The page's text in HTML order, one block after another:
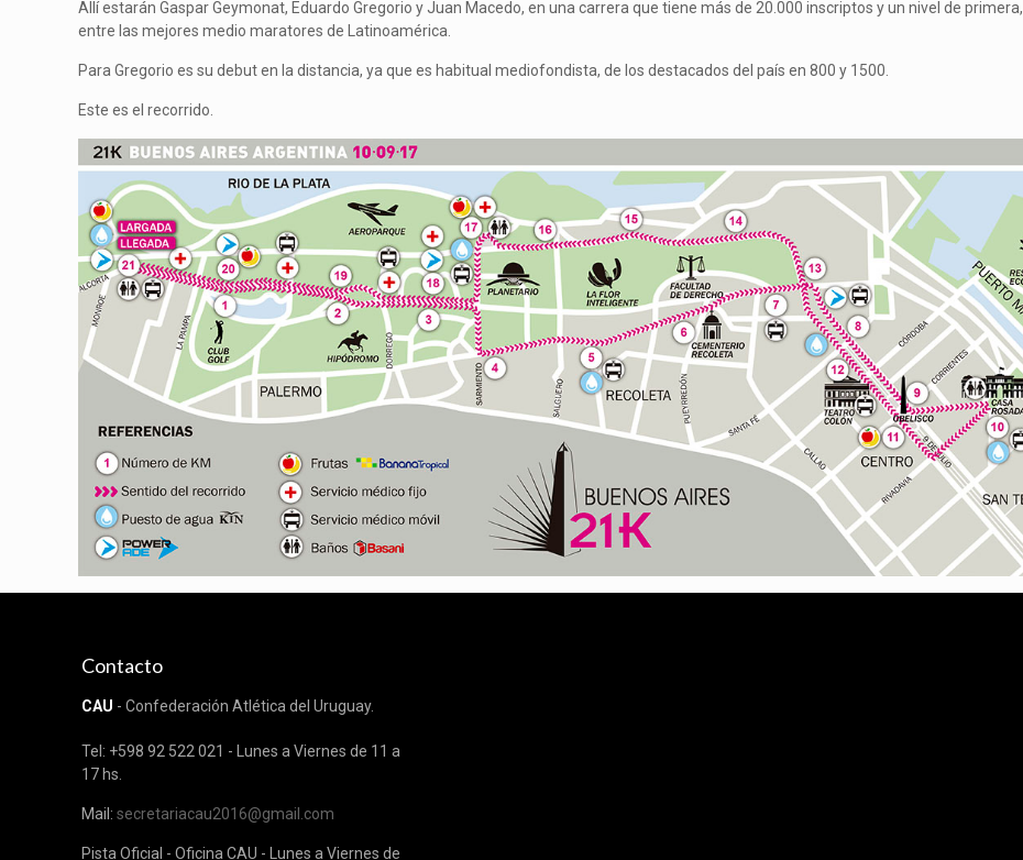
Allí estarán Gaspar Geymonat, Eduardo Gregorio y Juan Macedo, en una carrera que tiene más de 20.000 inscriptos y un nivel de primera,
entre las mejores medio maratores de Latinoamérica.
Para Gregorio es su debut en la distancia, ya que es habitual mediofondista, de los destacados del país en 800 y 1500.
Este es el recorrido.
Contacto
CAU - Confederación Atlética del Uruguay.
Tel: +598 92 522 021 - Lunes a Viernes de 11 a
17 hs.
Mail:secretariacau2016@gmail.com
Pista Oficial - Oficina CAU - Lunes a Viernes de